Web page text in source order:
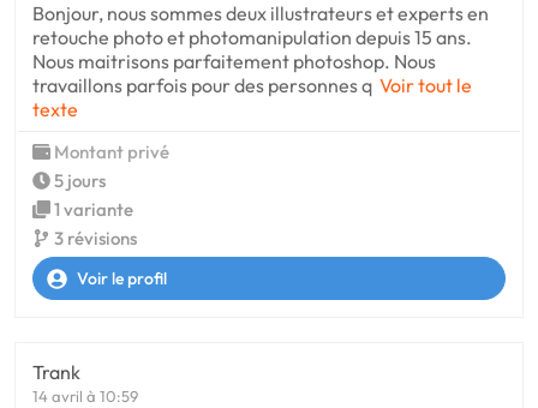
Bonjour, nous sommes deux illustrateurs et experts en
retouche photo et photomanipulation depuis 15 ans.
Nous maitrisons parfaitement photoshop. Nous
travaillons parfois pour des personnes q Voir tout le
texte
Montant privé
5 jours
1 variante
3 révisions
Voir le profil
Trank
14 avril à 10:59